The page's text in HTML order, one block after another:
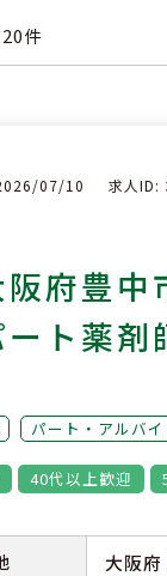
20件
07/10 求人ID:
阪府豊
ト薬剤
パート・アルバイ
40代以上歓迎
大阪府